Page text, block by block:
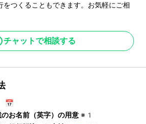
をつくることもできます。お気軽にご相
チャットで相談する
📅
お名前（英字）の用意 ※1